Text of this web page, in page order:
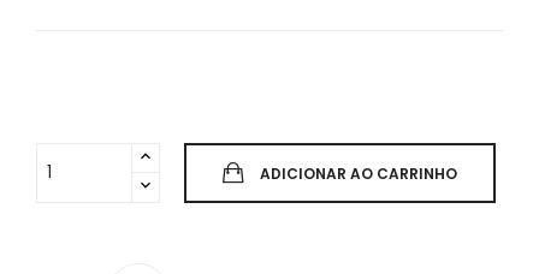
ADICIONAR AO CARRINHO